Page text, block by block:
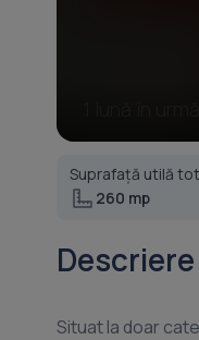
Suprafață utilă
260 mp
Situat la doar